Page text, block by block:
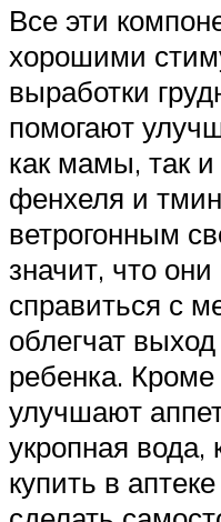
Все эти
хорошими
выработки
помогают
как мамы, так
фенхеля и
ветрогонным
значит, что
справиться с
облегчат
ребенка. Кроме
улучшают
укропная
купить в